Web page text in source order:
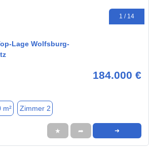
1 / 14
Lage Wolfsburg-
184.000 €
m² Zimmer 2
★ ➦ ➜